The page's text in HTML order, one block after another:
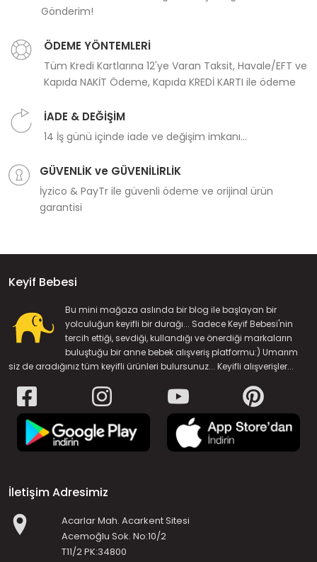
Gönderim!
ÖDEME YÖNTEMLERİ
Tüm Kredi Kartlarına 12'ye Varan Taksit, Havale/EFT ve
Kapıda NAKİT Ödeme, Kapıda KREDİ KARTI ile ödeme
İADE & DEĞİŞİM
14 İş günü içinde iade ve değişim imkanı...
GÜVENLİK ve GÜVENİLİRLİK
İyzico & PayTr ile güvenli ödeme ve orijinal ürün
garantisi
Keyif Bebesi
Bu mini mağaza aslında bir blog ile başlayan bir
yolculuğun keyifli bir durağı... Sadece Keyif Bebesi'nin
tercih ettiği, sevdiği, kullandığı ve önerdiği markaların
buluştuğu bir anne bebek alışveriş platformu:) Umarım
siz de aradığınız tüm keyifli ürünleri bulursunuz... Keyifli alışverişler...
İletişim Adresimiz
Acarlar Mah. Acarkent Sitesi
Acemoğlu Sok. No:10/2
T11/2 PK:34800